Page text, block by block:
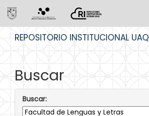
REPOSITORIO INSTITUCIONAL UAQ
Buscar
Buscar: